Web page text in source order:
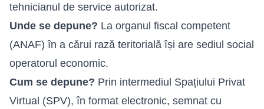
tehnicianul de service autorizat.
Unde se depune? La organul fiscal competent
(ANAF) în a cărui rază teritorială își are sediul social
operatorul economic.
Cum se depune? Prin intermediul Spațiului Privat
Virtual (SPV), în format electronic, semnat cu